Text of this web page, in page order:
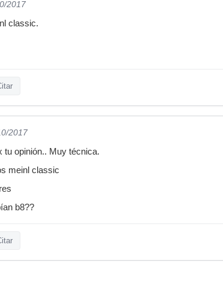
2017
classic.
2017
tu opinión.. Muy técnica.
meinl classic
b8??